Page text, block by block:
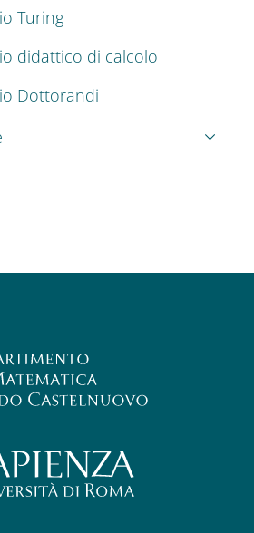
Turing
didattico di calcolo
Dottorandi